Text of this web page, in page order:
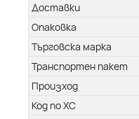
Доставки
Опаковка
Търговска марка
Транспортен пакет
Произход
Код по ХС